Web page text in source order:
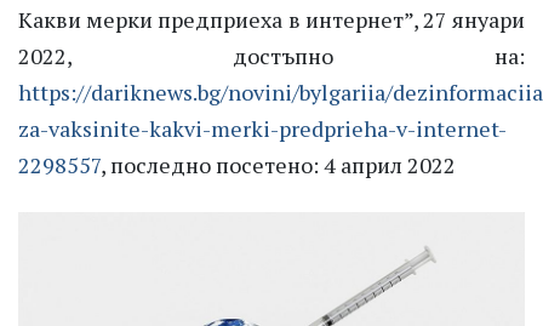
Какви мерки предприеха в интернет”, 27 януари
2022, достъпно на:
https://dariknews.bg/novini/bylgariia/
za-vaksinite-kakvi-merki-predprieha-v-internet-
2298557, последно посетено: 4 април 2022